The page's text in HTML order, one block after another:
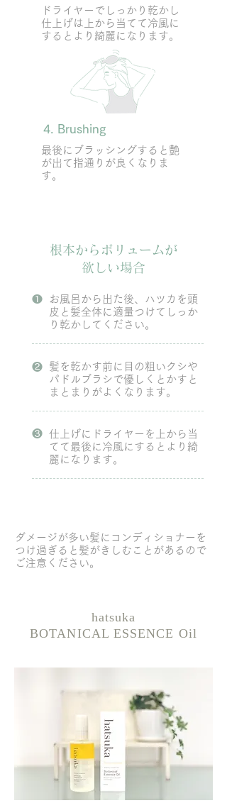
​ドライヤーでしっかり乾かし
仕上げは上から当てて冷風に
するとより綺麗になります。
4. Brushing
最後にブラッシングすると艶
が出て指通りが良くなりま
す。
​根本からボリュームが
欲しい場合
❶
お風呂から出た後、ハツカを頭
皮と髪全体に適量つけてしっか
り乾かしてください。
​❷
髪を乾かす前に目の粗いクシや
パドルブラシで優しくとかすと
まとまりがよくなります。
❸ 仕上げにドライヤーを上から当
てて最後に冷風にするとより綺
麗になります。
ダメージが多い髪にコンディショナーを
つけ過ぎると髪がきしむことがあるので
ご注意ください。
hatsuka
BOTANICAL ESSENCE Oil